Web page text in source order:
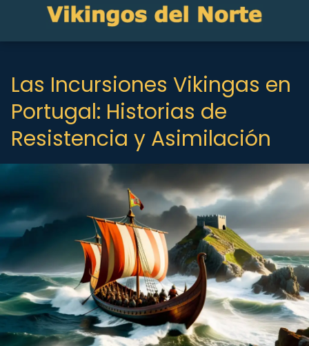
Las Incursiones Vikingas en
Portugal: Historias de
Resistencia y Asimilación